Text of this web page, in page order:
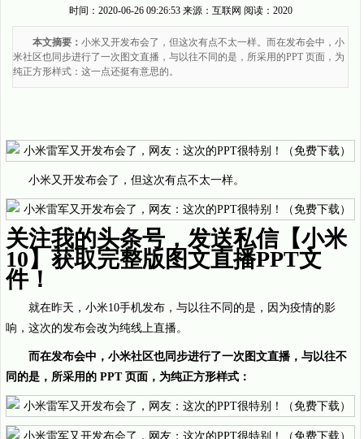
时间： 2020-06-26 09:26:53来源： 互联网 阅读：2020
本文摘要： ​小米又开发布会了，但这次有点不太一样。而在发布会中，小
米社区也同步进行了一次图文直播，与以往不同的是，所采用的PPT 页面，为
纯正方形样式：这一点还挺有意思的。
小米又开发布会了，但这次有点不太一样。
关注我的头条号，发送私信【小米
10】获取完整版图文直播PPT文
件！
就在昨天，小米10手机发布，与以往不同的是，因为疫情的影
响，这次的发布会改为纯线上直播。
而在发布会中，小米社区也同步进行了一次图文直播，与以往不
同的是，所采用的 PPT 页面，为纯正方形样式：